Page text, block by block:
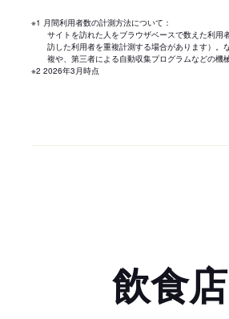
※1 月間利用者数の計測方法について：
サイトを訪れた人をブラウザベースで数えた利
訪した利用者を重複計測する場合があります）
複や、第三者による自動収集プログラムなどの機
※2 2026年3月時点
飲食